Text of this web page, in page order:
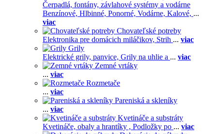
Čerpadlá, fontány, závlahové systémy a vodárne
Benzínové, Hlbinné, Ponorné, Vodárne, Kalové, ...
viac
Chovateľské potreby
Elektronika pre domácich miláčikov, Strih ... viac
Grily
Elektrické grily, panvice, Grily na uhlie a ... viac
Zemné vrtáky
... viac
Rozmetače
... viac
Pareniská a skleníky
... viac
Kvetináče a substráty
Kvetináče, obaly a hrantíky , Podložky po ... viac